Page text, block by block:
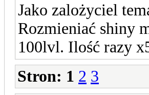
Jako zalożyciel
Rozmieniać shiny
100lvl. Ilość razy
Stron: 1 2 3